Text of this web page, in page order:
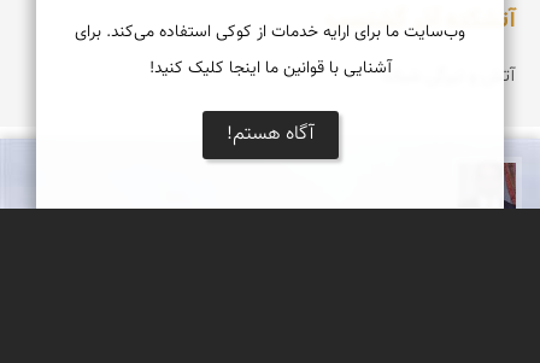
آتشكده آذر گشنسب
آتش و تیرگی شبانه
وب‌سایت ما برای ارایه خدمات از کوکی استفاده می‌کند. برای
آشنایی با قوانین ما اینجا کلیک کنید!
آگاه هستم!